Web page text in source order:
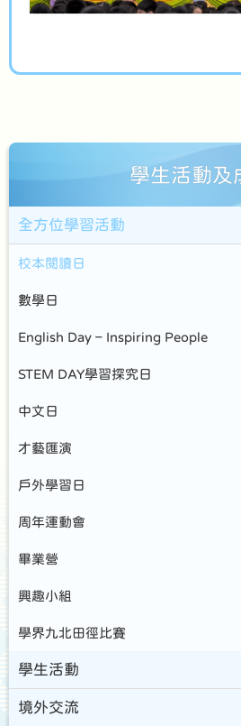
學生活動及
全方位學習活動
校本閱讀日
數學日
English Day – Inspiring People
STEM DAY學習探究日
中文日
才藝匯演
戶外學習日
周年運動會
畢業營
興趣小組
學界九北田徑比賽
學生活動
境外交流